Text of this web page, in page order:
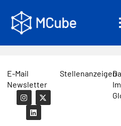
E-Mail
Newsletter
Stellenanzeigen